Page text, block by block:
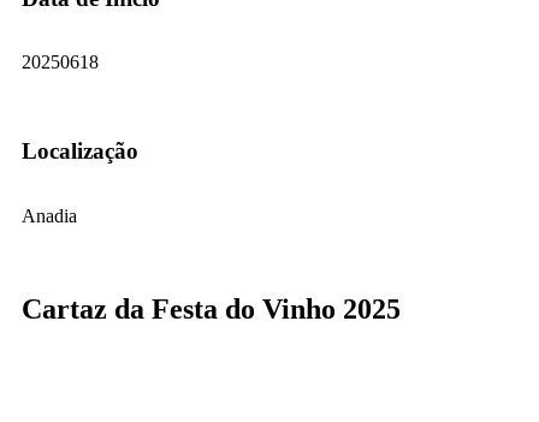
20250618
Localização
Anadia
Cartaz da Festa do Vinho 2025